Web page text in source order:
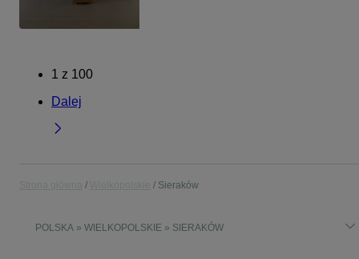
1 z 100
Dalej
Sieraków
POLSKA » WIELKOPOLSKIE » SIERAKÓW